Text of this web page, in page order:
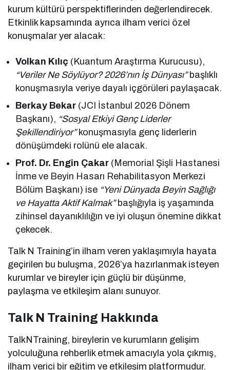
kurum kültürü perspektiflerinden değerlendirecek.
Etkinlik kapsamında ayrıca ilham verici özel
konuşmalar yer alacak:
Volkan Kılıç (Kuantum Araştırma Kurucusu),
“Veriler Ne Söylüyor? 2026’nın İş Dünyası”başlıklı
konuşmasıyla veriye dayalı içgörüleri paylaşacak.
Berkay Bekar (JCI İstanbul 2026 Dönem
Başkanı), “Sosyal Etkiyi Genç Liderler
Şekillendiriyor”konuşmasıyla genç liderlerin
dönüşümdeki rolünü ele alacak.
Prof. Dr. Engin Çakar (Memorial Şişli Hastanesi
İnme ve Beyin Hasarı Rehabilitasyon Merkezi
Bölüm Başkanı) ise “Yeni Dünyada Beyin Sağlığı
ve Hayatta Aktif Kalmak”başlığıyla iş yaşamında
zihinsel dayanıklılığın ve iyi oluşun önemine dikkat
çekecek.
Talk N Training’in ilham veren yaklaşımıyla hayata
geçirilen bu buluşma, 2026’ya hazırlanmak isteyen
kurumlar ve bireyler için güçlü bir düşünme,
paylaşma ve etkileşim alanı sunuyor.
Talk N Training Hakkında
TalkNTraining, bireylerin ve kurumların gelişim
yolculuğuna rehberlik etmek amacıyla yola çıkmış,
ilham verici bir eğitim ve etkileşim platformudur.